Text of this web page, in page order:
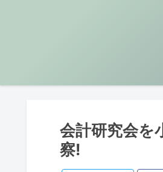
会計研究会を
察!